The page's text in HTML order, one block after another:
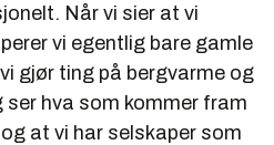
Når vi sier at vi
vi egentlig bare gamle
gjør ting på bergvarme og
ser hva som kommer fram
at vi har selskaper som